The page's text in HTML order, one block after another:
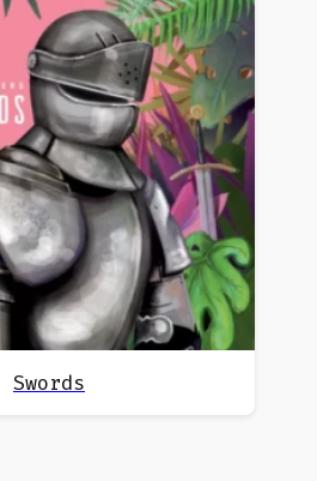
Swords